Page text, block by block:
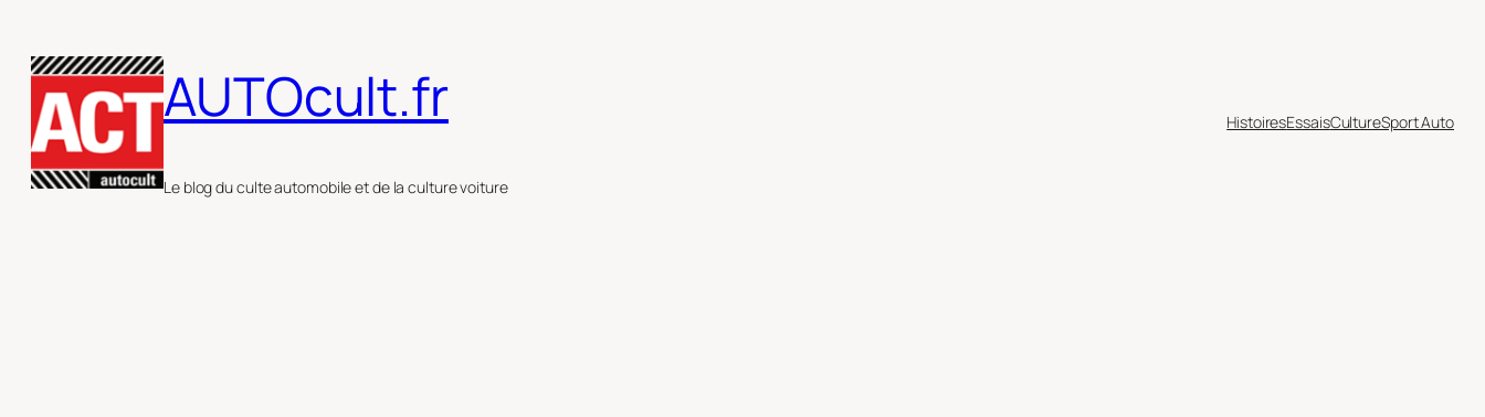
au
contenu
AUTOcult.fr
Le blog du culte automobile et de la culture voiture
HistoiresEssaisCultureSport Auto